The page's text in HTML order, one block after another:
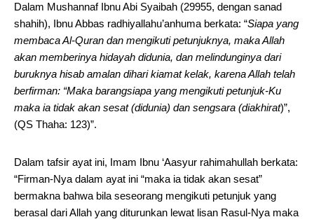
Dalam Mushannaf Ibnu Abi Syaibah (29955, dengan sanad
shahih), Ibnu Abbas radhiyallahu’anhuma berkata: “Siapa yang
membaca Al-Quran dan mengikuti petunjuknya, maka Allah
akan memberinya hidayah didunia, dan melindunginya dari
buruknya hisab amalan dihari kiamat kelak, karena Allah telah
berfirman: “Maka barangsiapa yang mengikuti petunjuk-Ku
maka ia tidak akan sesat (didunia) dan sengsara (diakhirat)”,
(QS Thaha: 123)”.
Dalam tafsir ayat ini, Imam Ibnu ‘Aasyur rahimahullah berkata:
“Firman-Nya dalam ayat ini “maka ia tidak akan sesat”
bermakna bahwa bila seseorang mengikuti petunjuk yang
berasal dari Allah yang diturunkan lewat lisan Rasul-Nya maka